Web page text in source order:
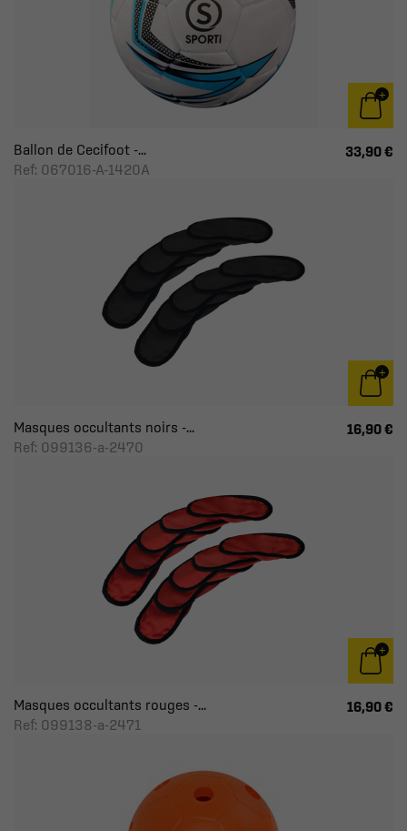
Ballon de Cecifoot -...
Ref: 067016-A-1420A
33,90 €
Masques occultants noirs -...
Ref: 099136-a-2470
16,90 €
Masques occultants rouges -...
Ref: 099138-a-2471
16,90 €